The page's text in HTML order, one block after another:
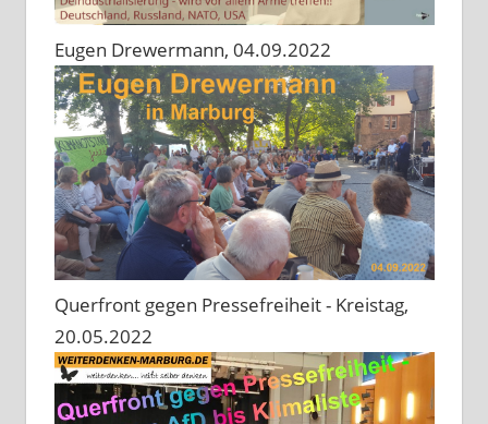
Eugen Drewermann, 04.09.2022
Querfront gegen Pressefreiheit - Kreistag,
20.05.2022